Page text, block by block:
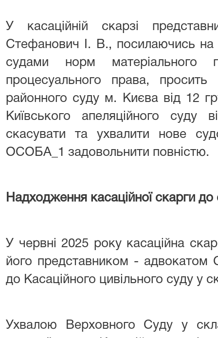
У касаційній скарзі
Стефанович І. В., посилаючись на
судами норм матеріального
процесуального права, просить
районного суду м. Києва від 12
Київського апеляційного
скасувати та ухвалити нове
ОСОБА_1 задовольнити повністю.
Надходження касаційної скарги до
У червні 2025 року касаційна
його представником - адвокатом
до Касаційного цивільного суду у
Ухвалою Верховного Суду у